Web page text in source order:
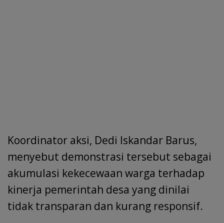
Koordinator aksi, Dedi Iskandar Barus,
menyebut demonstrasi tersebut sebagai
akumulasi kekecewaan warga terhadap
kinerja pemerintah desa yang dinilai
tidak transparan dan kurang responsif.